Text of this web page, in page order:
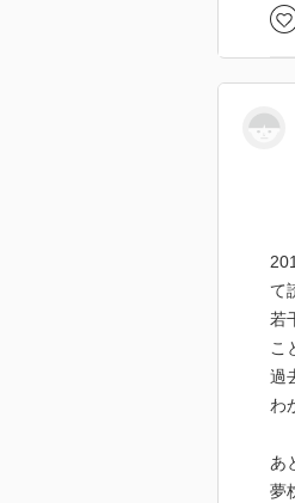
て
若
こ
過
わ
あ
夢